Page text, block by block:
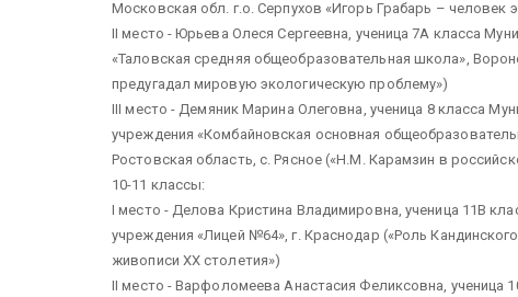
Московская обл. г.о. Серпухов «Игорь Грабарь – человек
II место - Юрьева Олеся Сергеевна, ученица 7А класса
«Таловская средняя общеобразовательная школа»,
предугадал мировую экологическую проблему»)
III место - Демяник Марина Олеговна, ученица 8 класса
учреждения «Комбайновская основная
Ростовская область, с. Рясное («Н.М. Карамзин в
10-11 классы:
I место - Делова Кристина Владимировна, ученица 11В
учреждения «Лицей №64», г. Краснодар («Роль
живописи ХХ столетия»)
II место - Варфоломеева Анастасия Феликсовна, ученица